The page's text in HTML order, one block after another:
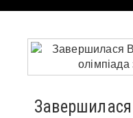
Завершилася